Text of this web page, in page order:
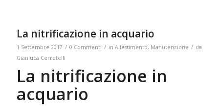
La nitrificazione in acquario
1 Settembre 2017 / 0 Commenti / in Allestimento, Manutenzione / da
Gianluca Cerretelli
La nitrificazione in
acquario